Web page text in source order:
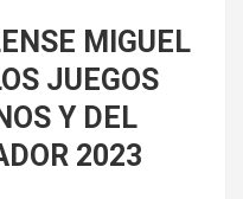
MIGUEL
JUEGOS
Y DEL
2023